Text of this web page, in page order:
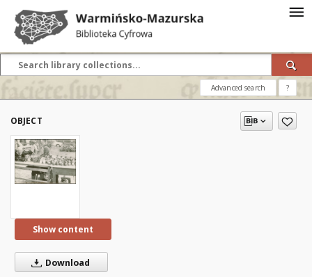
Advanced search ?
OBJECT
Show content
Download